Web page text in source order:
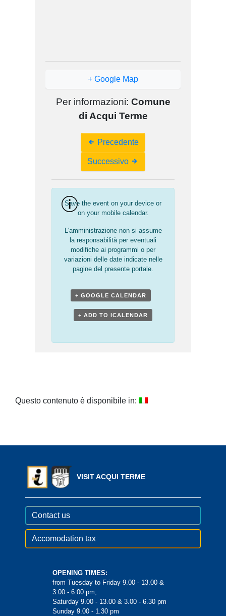
+ Google Map
Per informazioni: Comune
di Acqui Terme
Navigation
Precedente
Successivo
Save the event on your device or
on your mobile calendar.
L'amministrazione non si assume
la responsabilità per eventuali
modifiche ai programmi o per
variazioni delle date indicate nelle
pagine del presente portale.
+ GOOGLE CALENDAR
+ ADD TO ICALENDAR
Questo contenuto è disponibile in:
VISIT ACQUI TERME
Contact us
Accomodation tax
OPENING TIMES:
from Tuesday to Friday 9.00 - 13.00 &
3.00 - 6.00 pm;
Saturday 9.00 - 13.00 & 3.00 - 6.30 pm
Sunday 9.00 - 1.30 pm